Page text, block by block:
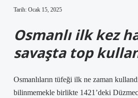
Tarih: Ocak 15, 2025
Osmanlı ilk kez
savaşta top
Osmanlıların tüfeği ilk ne zaman
bilinmemekle birlikte 1421’deki